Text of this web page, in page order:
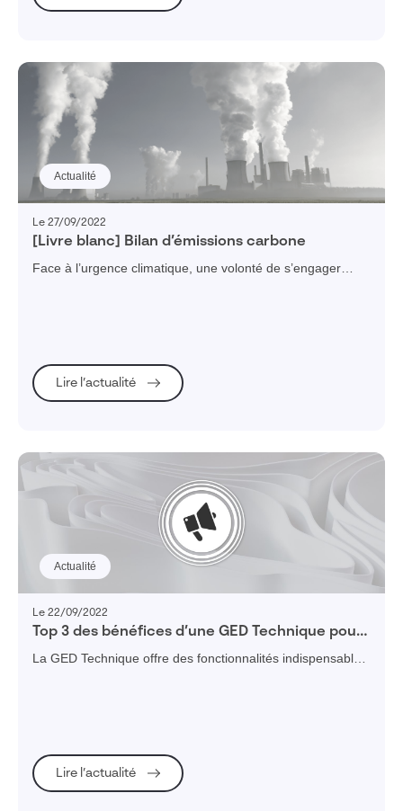
Actualité
Le 27/09/2022
[Livre blanc] Bilan d’émissions carbone
Face à l’urgence climatique, une volonté de s’engager
pour savoir comment faire de cette contrainte légale une
force pour les achats et l’organisation ?
Lire l’actualité
Actualité
Le 22/09/2022
Top 3 des bénéfices d’une GED Technique pour
le Bureau d’Etudes
La GED Technique offre des fonctionnalités indispensables
Lire l’actualité